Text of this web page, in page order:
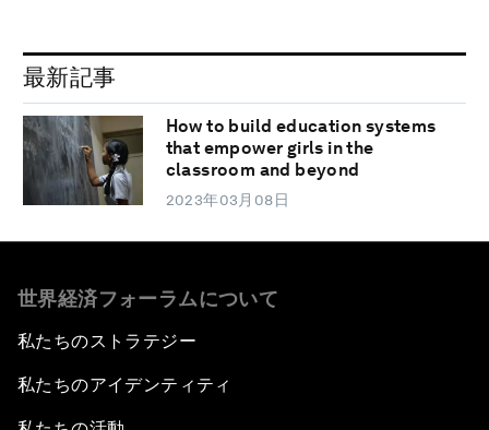
最新記事
How to build education systems
that empower girls in the
classroom and beyond
2023年03月08日
世界経済フォーラムについて
私たちのストラテジー
私たちのアイデンティティ